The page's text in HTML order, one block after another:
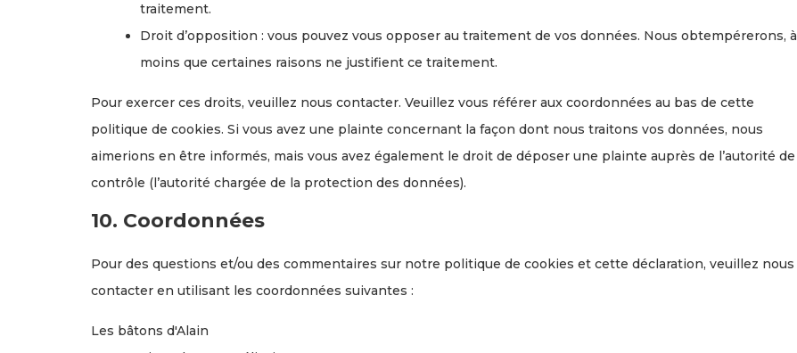
traitement.
Droit d’opposition : vous pouvez vous opposer au traitement de vos données. Nous obtempérerons, à
moins que certaines raisons ne justifient ce traitement.
Pour exercer ces droits, veuillez nous contacter. Veuillez vous référer aux coordonnées au bas de cette
politique de cookies. Si vous avez une plainte concernant la façon dont nous traitons vos données, nous
aimerions en être informés, mais vous avez également le droit de déposer une plainte auprès de l’autorité de
contrôle (l’autorité chargée de la protection des données).
10. Coordonnées
Pour des questions et/ou des commentaires sur notre politique de cookies et cette déclaration, veuillez nous
contacter en utilisant les coordonnées suivantes :
Les bâtons d'Alain